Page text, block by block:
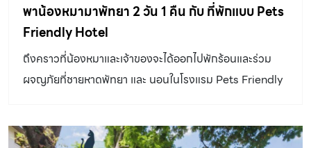
พาน้องหมามาพัทยา 2 วัน 1 คืน กับ ที่พักแบบ Pets
Friendly Hotel
ถึงคราวที่น้องหมาและเจ้าของจะได้ออกไปพักร้อนและร่วม
ผจญภัยที่ชายหาดพัทยา และ นอนในโรงแรม Pets Friendly